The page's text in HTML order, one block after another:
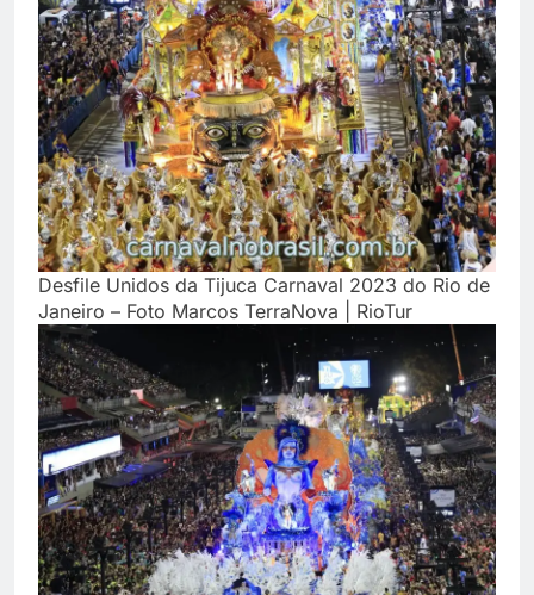
Desfile Unidos da Tijuca Carnaval 2023 do Rio de
Janeiro – Foto Marcos TerraNova | RioTur